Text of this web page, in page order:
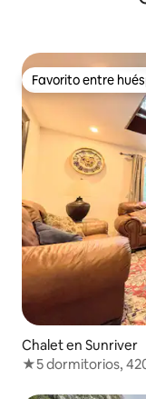
Favorito entre
Favorito entre
Chalet en Sunriver
★5 dormitorios,